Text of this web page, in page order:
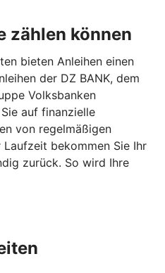
zählen können
bieten Anleihen einen
der DZ BANK, dem
Volksbanken
auf finanzielle
von regelmäßigen
Laufzeit bekommen Sie Ihr
zurück. So wird Ihre